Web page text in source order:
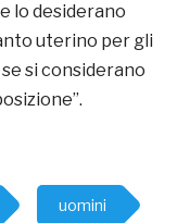
lo desiderano
uterino per gli
si considerano
uomini